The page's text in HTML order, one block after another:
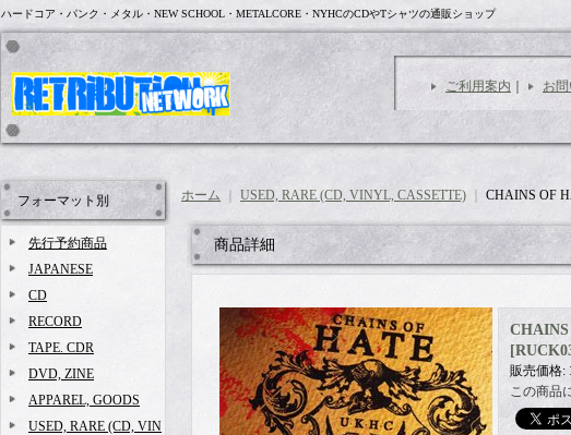
ハードコア・パンク・メタル・NEW SCHOOL・METALCORE・NYHCのCDやTシャツの通販ショップ
ご利用案内 お
フォーマット別
先行予約商品
JAPANESE
CD
RECORD
TAPE. CDR
DVD, ZINE
APPAREL, GOODS
USED, RARE (CD, VIN
ホーム USED, RARE (CD, VINYL, CASSETTE) CHAINS OF
商品詳細
[
販売価格:
この商品